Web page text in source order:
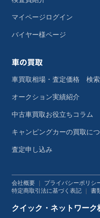
マイページログイン
バイヤー様ページ
車の買取
車買取相場・査定価格 検索
オークション実績紹介
中古車買取お役立ちコラム
キャンピングカーの買取に
査定申し込み
会社概要 プライバシーポリシ
特定商取引法に基づく表記
書
クイック・ネットワーク